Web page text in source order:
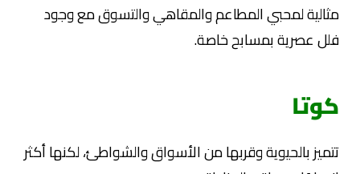
مثالية لمحبي المطاعم والمقاهي والتسوق مع وجود
فلل عصرية بمسابح خاصة.
كوتا
تتميز بالحيوية وقربها من الأسواق والشواطئ، لكنها أكثر